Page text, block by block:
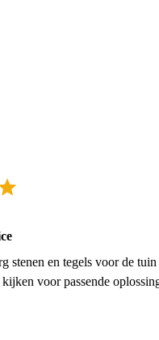
stenen en tegels voor de
voor passende